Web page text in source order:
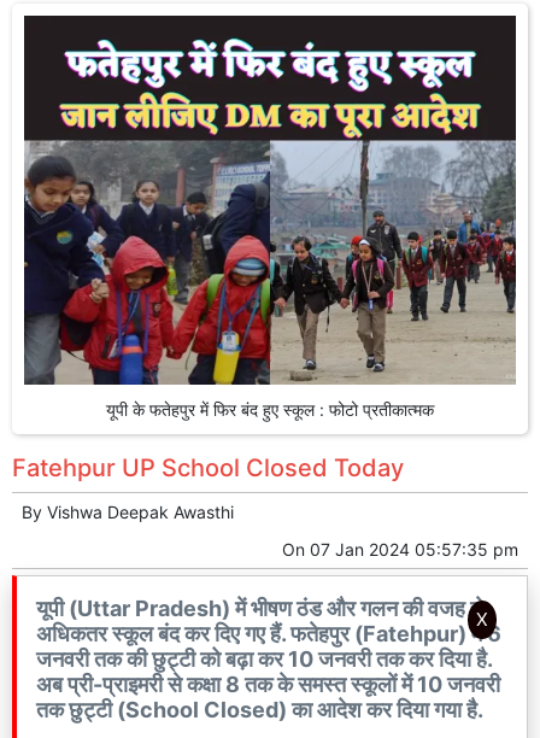
यूपी के फतेहपुर में फिर बंद हुए स्कूल : फोटो प्रतीकात्मक
Fatehpur UP School Closed Today
By Vishwa Deepak Awasthi
On 07 Jan 2024 05:57:35 pm
यूपी (Uttar Pradesh) में भीषण ठंड और गलन की वजह से
अधिकतर स्कूल बंद कर दिए गए हैं. फतेहपुर (Fatehpur) में 6
जनवरी तक की छुट्टी को बढ़ा कर 10 जनवरी तक कर दिया है.
अब प्री-प्राइमरी से कक्षा 8 तक के समस्त स्कूलों में 10 जनवरी
तक छुट्टी (School Closed) का आदेश कर दिया गया है.
X